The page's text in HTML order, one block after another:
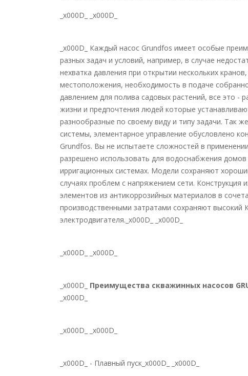
_x000D_ _x000D_
_x000D_ Каждый насос Grundfos имеет особые
разных задач и условий, например, в случае
нехватка давления при открытии нескольких
местоположения, необходимость в подаче
давлением для полива садовых растений, все это -
жизни и предпочтения людей которые
разнообразные по своему виду и типу задачи. Так
системы, элементарное управление обусловлено
Grundfos. Вы не испытаете сложностей в
разрешено использовать для водоснабжения домов
ирригационных системах. Модели сохраняют
случаях проблем с напряжением сети. Конструкция
элементов из антикоррозийных материалов в
производственными затратами сохраняют высокий
электродвигателя._x000D_ _x000D_
_x000D_ _x000D_
_x000D_ Преимущества скважинных насосов
_x000D_
_x000D_ _x000D_
_x000D_ - Плавный пуск_x000D_ _x000D_